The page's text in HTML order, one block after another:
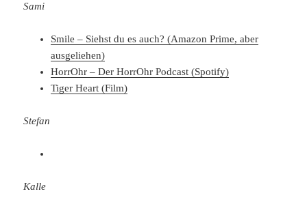
Sami
Smile – Siehst du es auch? (Amazon Prime, aber
ausgeliehen)
HorrOhr – Der HorrOhr Podcast (Spotify)
Tiger Heart (Film)
Stefan
Kalle